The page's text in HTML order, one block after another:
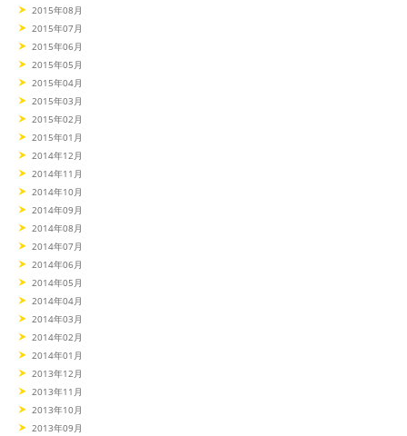
2015年08月
2015年07月
2015年06月
2015年05月
2015年04月
2015年03月
2015年02月
2015年01月
2014年12月
2014年11月
2014年10月
2014年09月
2014年08月
2014年07月
2014年06月
2014年05月
2014年04月
2014年03月
2014年02月
2014年01月
2013年12月
2013年11月
2013年10月
2013年09月